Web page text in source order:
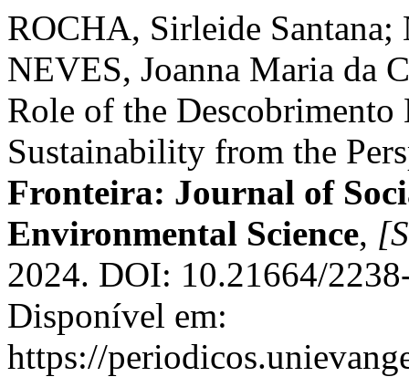
ROCHA, Sirleide
NEVES, Joanna Maria da
Role of the
Sustainability from the
Fronteira: Journal of
Environmental Science,
2024. DOI: 10.21664/
Disponível em:
https://